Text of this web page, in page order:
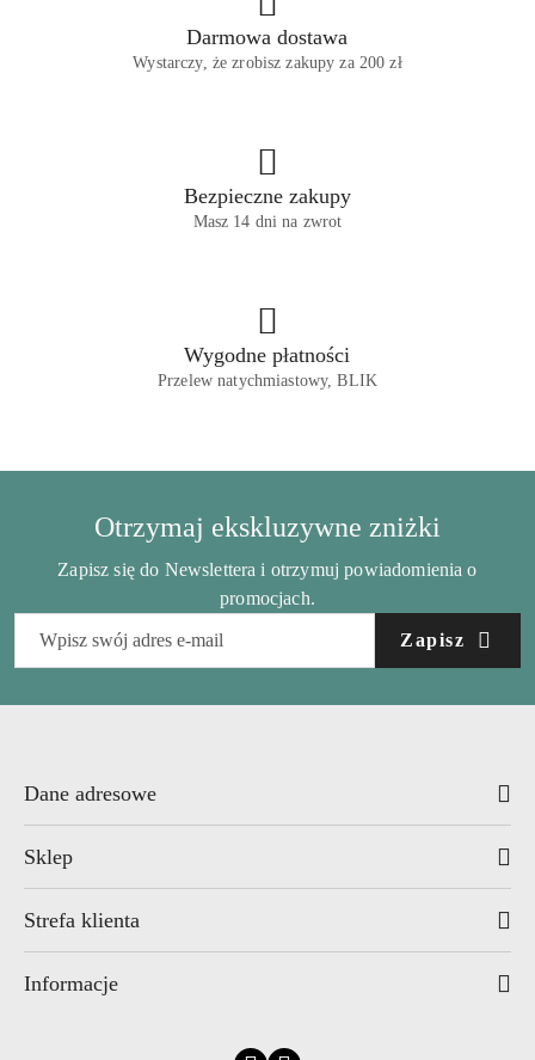
Darmowa dostawa
Wystarczy, że zrobisz zakupy za 200 zł
Bezpieczne zakupy
Masz 14 dni na zwrot
Wygodne płatności
Przelew natychmiastowy, BLIK
Otrzymaj ekskluzywne zniżki
Zapisz się do Newslettera i otrzymuj powiadomienia o
promocjach.
Zapisz
Dane adresowe
Sklep
Strefa klienta
Informacje